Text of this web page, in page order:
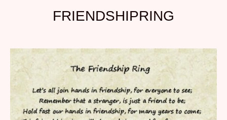
FRIENDSHIPRING